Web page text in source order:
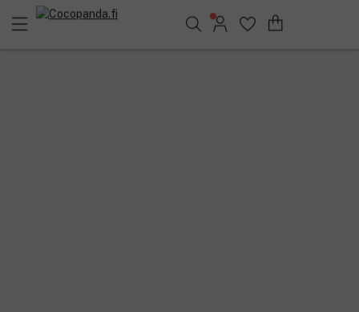
Löydä suosikkisi 25.400 tuotteen joukosta..